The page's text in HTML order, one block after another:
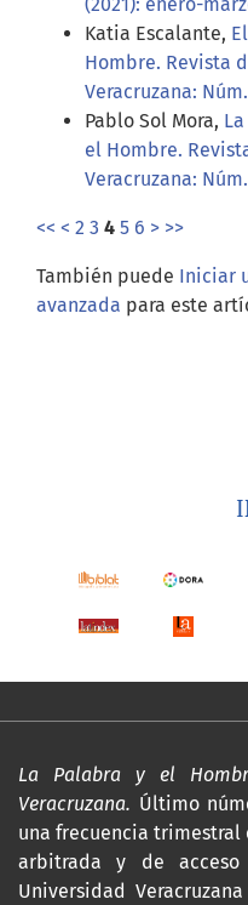
(2021): enero-
Katia Escalante,
Hombre. Revista
Veracruzana:
Pablo Sol Mora,
el Hombre.
Veracruzana:
<< < 2 3 4 5 6 > >>
También puede Iniciar
avanzada para este
La Palabra y el
Veracruzana. Último
una frecuencia trimestral
arbitrada y de
Universidad